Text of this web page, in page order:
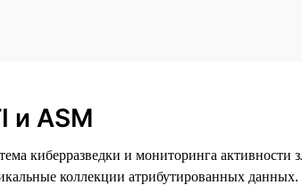
и ASM
киберразведки и мониторинга
коллекции атрибутированных